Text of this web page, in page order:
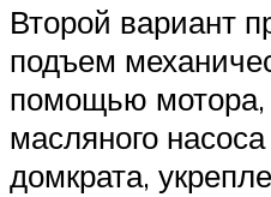
Второй вариант
подъем
помощью мотора,
масляного
домкрата,